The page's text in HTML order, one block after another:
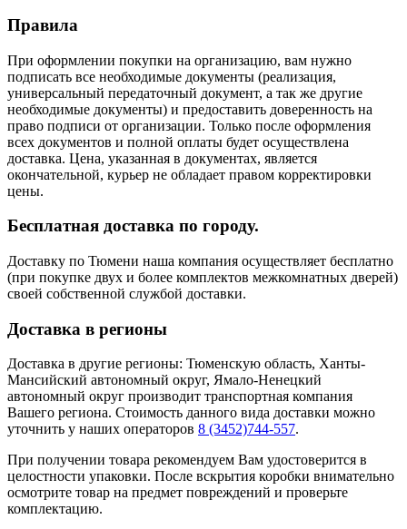
Правила
При оформлении покупки на организацию, вам нужно
подписать все необходимые документы (реализация,
универсальный передаточный документ, а так же другие
необходимые документы) и предоставить доверенность на
право подписи от организации. Только после оформления
всех документов и полной оплаты будет осуществлена
доставка. Цена, указанная в документах, является
окончательной, курьер не обладает правом корректировки
цены.
Бесплатная доставка по городу.
Доставку по Тюмени наша компания осуществляет бесплатно
(при покупке двух и более комплектов межкомнатных дверей)
своей собственной службой доставки.
Доставка в регионы
Доставка в другие регионы: Тюменскую область, Ханты-
Мансийский автономный округ, Ямало-Ненецкий
автономный округ производит транспортная компания
Вашего региона. Стоимость данного вида доставки можно
уточнить у наших операторов 8 (3452)744-557.
При получении товара рекомендуем Вам удостоверится в
целостности упаковки. После вскрытия коробки внимательно
осмотрите товар на предмет повреждений и проверьте
комплектацию.